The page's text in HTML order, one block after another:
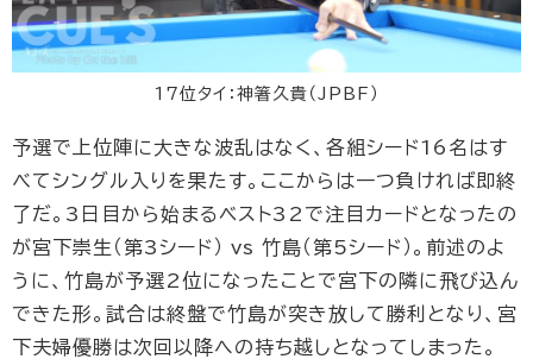
17位タイ：神箸久貴（JPBF）
予選で上位陣に大きな波乱はなく、各組シード16名はす
べてシングル入りを果たす。ここからは一つ負ければ即終
了だ。3日目から始まるベスト32で注目カードとなったの
が宮下崇生（第3シード） vs 竹島（第5シード）。前述のよ
うに、竹島が予選2位になったことで宮下の隣に飛び込ん
できた形。試合は終盤で竹島が突き放して勝利となり、宮
下夫婦優勝は次回以降への持ち越しとなってしまった。